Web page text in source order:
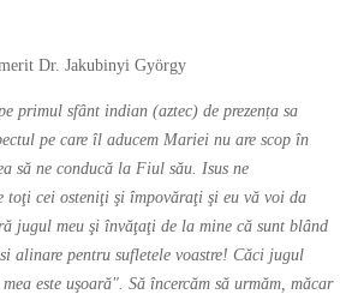
Dr. Jakubinyi György
primul sfânt indian (aztec) de prezența sa
pe care îl aducem Mariei nu are scop în
să ne conducă la Fiul său. Isus ne
toţi cei osteniţi şi împovăraţi şi eu vă voi da
jugul meu şi învăţaţi de la mine că sunt blând
alinare pentru sufletele voastre! Căci jugul
este uşoară". Să încercăm să urmăm, măcar